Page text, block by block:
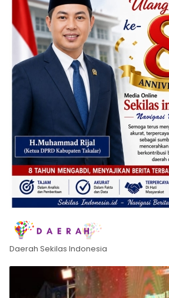
Daerah Sekilas Indonesia